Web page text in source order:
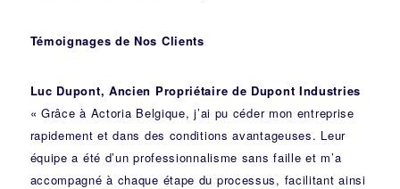
Témoignages de Nos Clients
Luc Dupont, Ancien Propriétaire de Dupont Industries
« Grâce à Actoria Belgique, j’ai pu céder mon entreprise
rapidement et dans des conditions avantageuses. Leur
équipe a été d’un professionnalisme sans faille et m’a
accompagné à chaque étape du processus, facilitant ainsi